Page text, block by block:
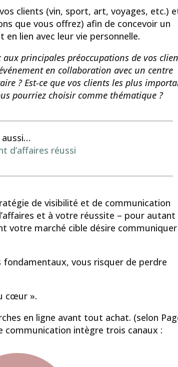
clients (vin, sport, art, voyages, etc.)
que vous offrez) afin de concevoir un
lien avec leur vie personnelle.
principales préoccupations de vos
en collaboration avec un centre
? Est-ce que vos clients les plus
pourriez choisir comme thématique ?
aussi…
d’affaires réussi
de visibilité et de communication
et à votre réussite – pour autant
votre marché cible désire communiquer
fondamentaux, vous risquer de perdre
cœur ».
en ligne avant tout achat. (selon
communication intègre trois canaux :